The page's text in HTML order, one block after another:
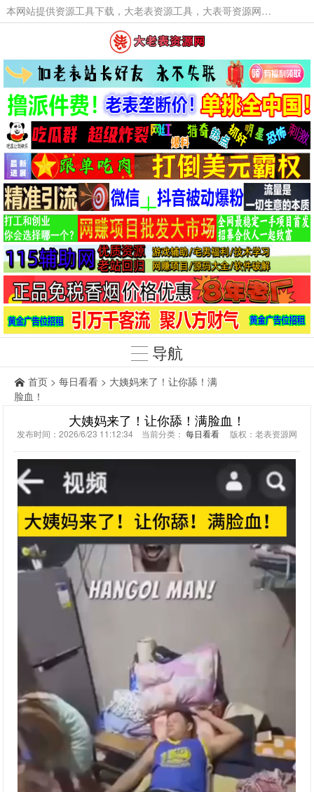
本网站提供资源工具下载，大老表资源工具，大表哥资源网软件工具，大老表资源下载，活动线报福利资源分享,活动线报，大型网游经典游戏，网络热门技术游戏辅助交流与分享。
导航
首页 > 每日看看 > 大姨妈来了！让你舔！满
脸血！
大姨妈来了！让你舔！满脸血！
发布时间：2026/6/23 11:12:34 当前分类： 每日看看 版权：老表资源网